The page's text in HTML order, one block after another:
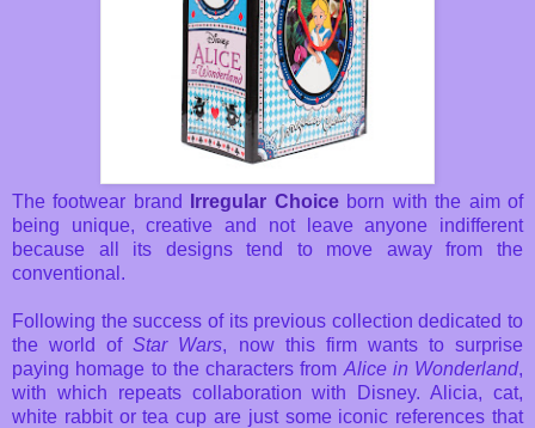
The footwear brand Irregular Choiceborn with the aim of
being unique, creative and not leave anyone indifferent
because all its designs tend to move away from the
conventional.
Following the success of its previous collection dedicated to
the world ofStar Wars, now this firm wants to surprise
paying homage to the characters from Alice in Wonderland,
with which repeats collaboration with Disney. Alicia, cat,
white rabbit or tea cup are just some iconic references that